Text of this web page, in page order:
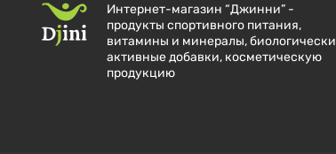
Интернет-магазин “Джинни” -
продукты спортивного питания,
витамины и минералы, биологически
активные добавки, косметическую
продукцию